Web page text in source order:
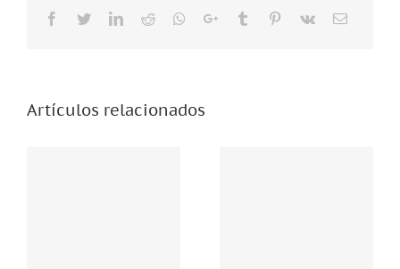
Facebook
TwitterLinkedIn
Reddit Whatsapp
Google+Tumblr Pinterest
Vk Email
Artículos relacionados